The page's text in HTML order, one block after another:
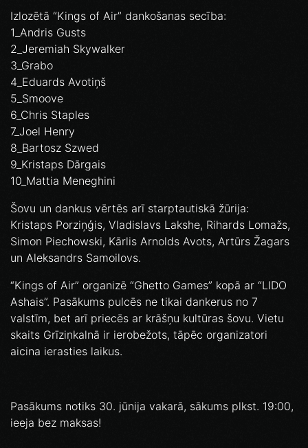
Izlozētā “Kings of Air” dankošanas secība:
1_Andris Gusts
2_Jeremiah Skywalker
3_Grabo
4_Eduards Avotiņš
5_Smoove
6_Chris Staples
7_Joel Henry
8_Bartosz Szwed
9_Kristaps Dārgais
10_Mattia Meneghini
Šovu un dankus vērtēs arī starptautiskā žūrija:
Kristaps Porziņģis, Vladislavs Lakshe, Rihards Lomažs,
Simon Piechowski, Kārlis Arnolds Avots, Artūrs Žagars
un Aleksandrs Samoilovs.
“Kings of Air” organizē “Ghetto Games” kopā ar “LIDO
Ashais”. Pasākums pulcēs ne tikai dankerus no 7
valstīm, bet arī priecēs ar krāšņu kultūras šovu. Vietu
skaits Grīziņkalnā ir ierobežots, tāpēc organizatori
aicina ierasties laikus.
Pasākums notiks 30. jūnija vakarā, sākums plkst. 19:00,
ieeja bez maksas!